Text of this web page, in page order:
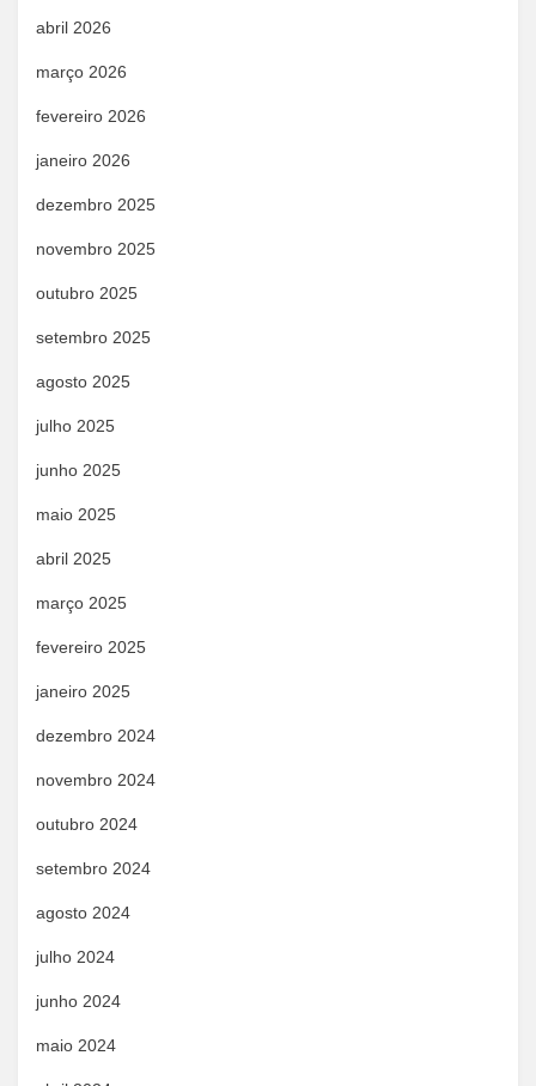
abril 2026
março 2026
fevereiro 2026
janeiro 2026
dezembro 2025
novembro 2025
outubro 2025
setembro 2025
agosto 2025
julho 2025
junho 2025
maio 2025
abril 2025
março 2025
fevereiro 2025
janeiro 2025
dezembro 2024
novembro 2024
outubro 2024
setembro 2024
agosto 2024
julho 2024
junho 2024
maio 2024